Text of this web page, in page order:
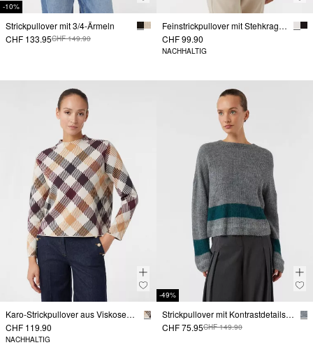
-10%
Strickpullover mit 3/4-Ärmeln
CHF 133.95CHF 149.90
Feinstrickpullover mit Stehkragen
CHF 99.90
NACHHALTIG
Karo-Strickpullover aus Viskosemix mit Stehkragen
CHF 119.90
NACHHALTIG
-49%
Strickpullover mit Kontrastdetails im Relaxed Fit
CHF 75.95CHF 149.90